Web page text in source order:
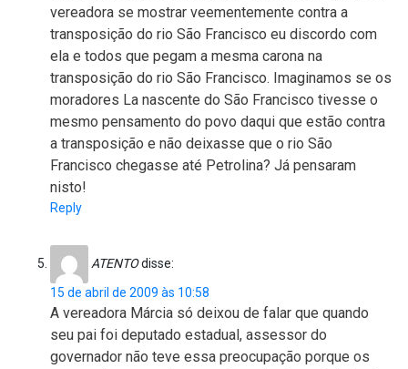
vereadora se mostrar veementemente contra a
transposição do rio São Francisco eu discordo com
ela e todos que pegam a mesma carona na
transposição do rio São Francisco. Imaginamos se os
moradores La nascente do São Francisco tivesse o
mesmo pensamento do povo daqui que estão contra
a transposição e não deixasse que o rio São
Francisco chegasse até Petrolina? Já pensaram
nisto!
Reply
ATENTOdisse:
15 de abril de 2009 às 10:58
A vereadora Márcia só deixou de falar que quando
seu pai foi deputado estadual, assessor do
governador não teve essa preocupação porque os